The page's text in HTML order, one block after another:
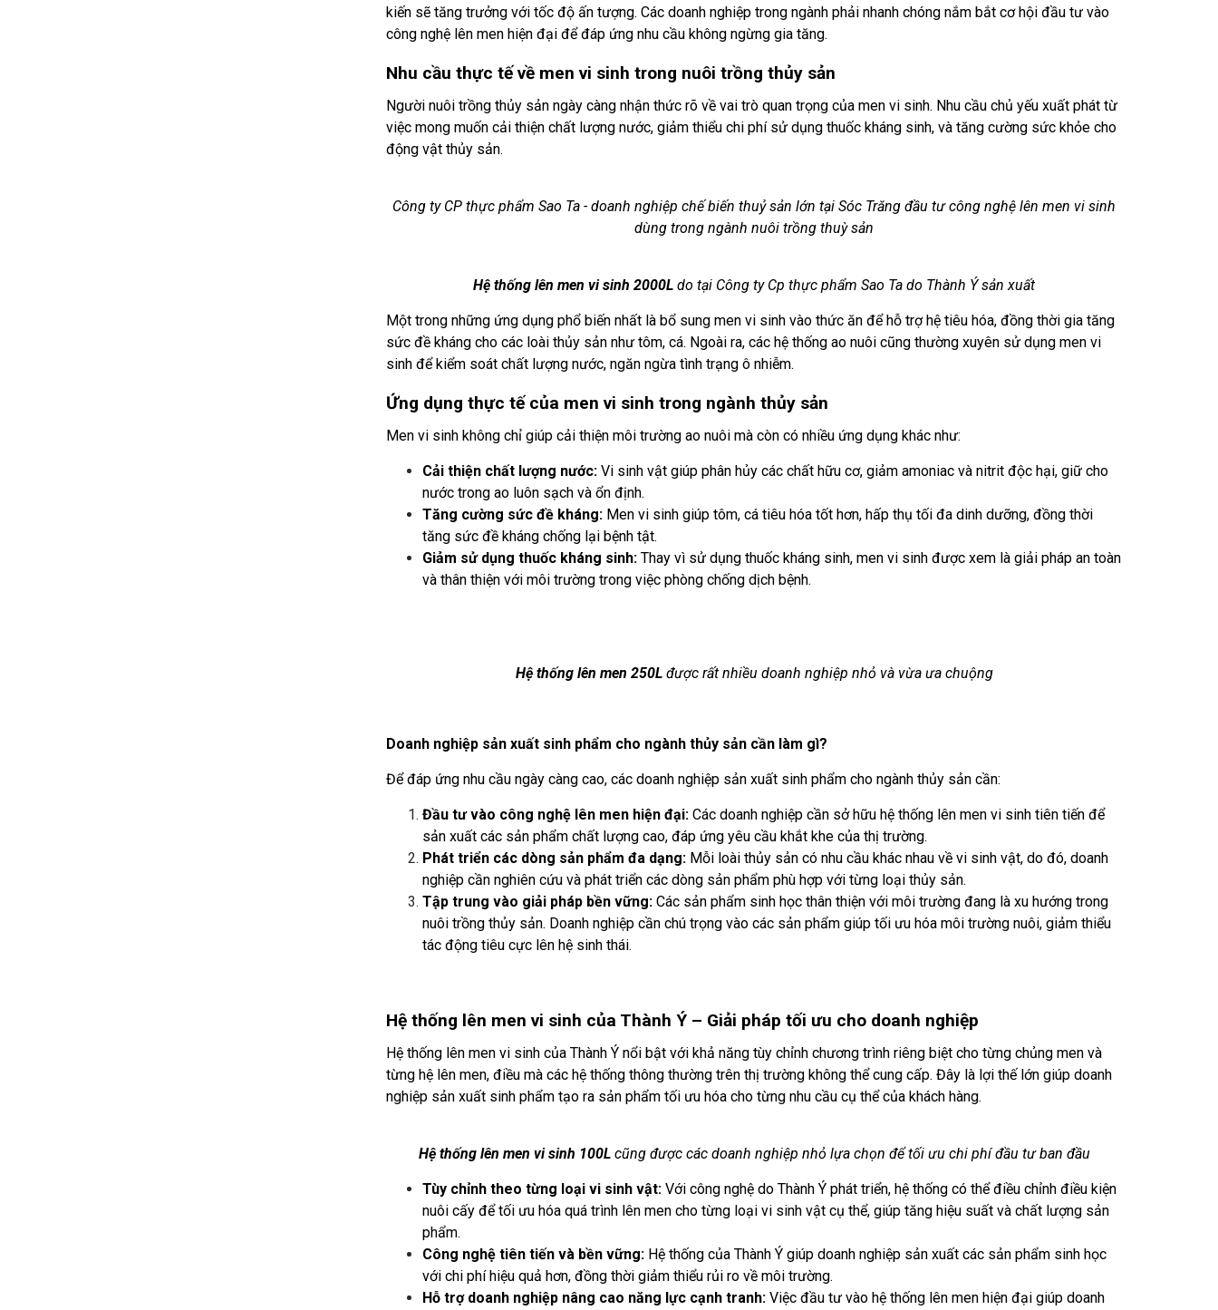
kiến sẽ tăng trưởng với tốc độ ấn tượng. Các doanh nghiệp trong ngành phải nhanh chóng nắm bắt cơ hội đầu tư vào
công nghệ lên men hiện đại để đáp ứng nhu cầu không ngừng gia tăng.
Nhu cầu thực tế về men vi sinh trong nuôi trồng thủy sản
Người nuôi trồng thủy sản ngày càng nhận thức rõ về vai trò quan trọng của men vi sinh. Nhu cầu chủ yếu xuất phát từ
việc mong muốn cải thiện chất lượng nước, giảm thiểu chi phí sử dụng thuốc kháng sinh, và tăng cường sức khỏe cho
động vật thủy sản.
Công ty CP thực phẩm Sao Ta - doanh nghiệp chế biến thuỷ sản lớn tại Sóc Trăng đầu tư công nghệ lên men vi sinh
dùng trong ngành nuôi trồng thuỳ sản
Hệ thống lên men vi sinh 2000L do tại Công ty Cp thực phẩm Sao Ta do Thành Ý sản xuất
Một trong những ứng dụng phổ biến nhất là bổ sung men vi sinh vào thức ăn để hỗ trợ hệ tiêu hóa, đồng thời gia tăng
sức đề kháng cho các loài thủy sản như tôm, cá. Ngoài ra, các hệ thống ao nuôi cũng thường xuyên sử dụng men vi
sinh để kiểm soát chất lượng nước, ngăn ngừa tình trạng ô nhiễm.
Ứng dụng thực tế của men vi sinh trong ngành thủy sản
Men vi sinh không chỉ giúp cải thiện môi trường ao nuôi mà còn có nhiều ứng dụng khác như:
Cải thiện chất lượng nước: Vi sinh vật giúp phân hủy các chất hữu cơ, giảm amoniac và nitrit độc hại, giữ cho
nước trong ao luôn sạch và ổn định.
Tăng cường sức đề kháng: Men vi sinh giúp tôm, cá tiêu hóa tốt hơn, hấp thụ tối đa dinh dưỡng, đồng thời
tăng sức đề kháng chống lại bệnh tật.
Giảm sử dụng thuốc kháng sinh: Thay vì sử dụng thuốc kháng sinh, men vi sinh được xem là giải pháp an toàn
và thân thiện với môi trường trong việc phòng chống dịch bệnh.
Hệ thống lên men 250Lđược rất nhiều doanh nghiệp nhỏ và vừa ưa chuộng
Doanh nghiệp sản xuất sinh phẩm cho ngành thủy sản cần làm gì?
Để đáp ứng nhu cầu ngày càng cao, các doanh nghiệp sản xuất sinh phẩm cho ngành thủy sản cần:
Đầu tư vào công nghệ lên men hiện đại: Các doanh nghiệp cần sở hữu hệ thống lên men vi sinh tiên tiến để
sản xuất các sản phẩm chất lượng cao, đáp ứng yêu cầu khắt khe của thị trường.
Phát triển các dòng sản phẩm đa dạng: Mỗi loài thủy sản có nhu cầu khác nhau về vi sinh vật, do đó, doanh
nghiệp cần nghiên cứu và phát triển các dòng sản phẩm phù hợp với từng loại thủy sản.
Tập trung vào giải pháp bền vững: Các sản phẩm sinh học thân thiện với môi trường đang là xu hướng trong
nuôi trồng thủy sản. Doanh nghiệp cần chú trọng vào các sản phẩm giúp tối ưu hóa môi trường nuôi, giảm thiểu
tác động tiêu cực lên hệ sinh thái.
Hệ thống lên men vi sinh của Thành Ý – Giải pháp tối ưu cho doanh nghiệp
Hệ thống lên men vi sinh của Thành Ý nổi bật với khả năng tùy chỉnh chương trình riêng biệt cho từng chủng men và
từng hệ lên men, điều mà các hệ thống thông thường trên thị trường không thể cung cấp. Đây là lợi thế lớn giúp doanh
nghiệp sản xuất sinh phẩm tạo ra sản phẩm tối ưu hóa cho từng nhu cầu cụ thể của khách hàng.
Hệ thống lên men vi sinh 100Lcũng được các doanh nghiệp nhỏ lựa chọn để tối ưu chi phí đầu tư ban đầu
Tùy chỉnh theo từng loại vi sinh vật: Với công nghệ do Thành Ý phát triển, hệ thống có thể điều chỉnh điều kiện
nuôi cấy để tối ưu hóa quá trình lên men cho từng loại vi sinh vật cụ thể, giúp tăng hiệu suất và chất lượng sản
phẩm.
Công nghệ tiên tiến và bền vững: Hệ thống của Thành Ý giúp doanh nghiệp sản xuất các sản phẩm sinh học
với chi phí hiệu quả hơn, đồng thời giảm thiểu rủi ro về môi trường.
Hỗ trợ doanh nghiệp nâng cao năng lực cạnh tranh: Việc đầu tư vào hệ thống lên men hiện đại giúp doanh